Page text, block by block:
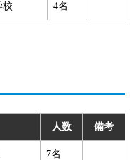
校 4名
人数 備考
7名